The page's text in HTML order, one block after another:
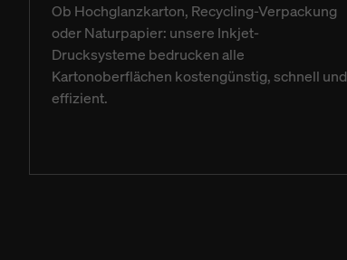
Ob Hochglanzkarton, Recycling-Verpackung
oder Naturpapier: unsere Inkjet-
Drucksysteme bedrucken alle
Kartonoberflächen kostengünstig, schnell und
effizient.